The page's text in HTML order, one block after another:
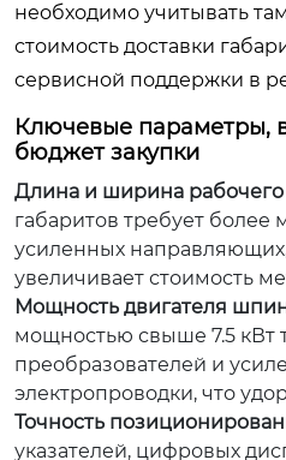
необходимо учитывать
стоимость доставки
сервисной поддержки в
Ключевые параметры,
бюджет закупки
Длина и ширина рабочего
габаритов требует
усиленных
увеличивает стоимость
Мощность двигателя
мощностью свыше 7.5 кВт
преобразователей и
электропроводки, что
Точность
указателей, цифровых